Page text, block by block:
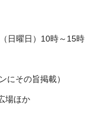
日曜日）10時～15時
にその旨掲載）
場ほか